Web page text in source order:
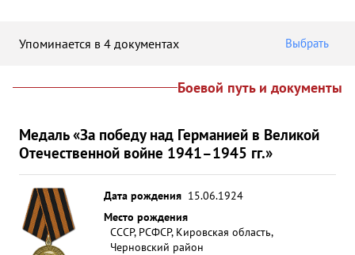
Упоминается в 4 документах Выбрать
Боевой путь и документы
Медаль «За победу над Германией в Великой
Отечественной войне 1941–1945 гг.»
Дата рождения 15.06.1924
Место рождения
СССР, РСФСР, Кировская область,
Черновский район